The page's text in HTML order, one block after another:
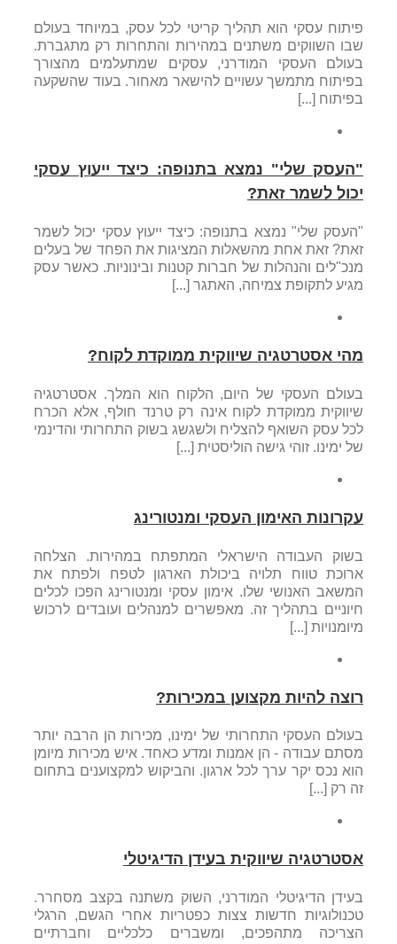
פיתוח עסקי הוא תהליך קריטי לכל עסק, במיוחד בעולם
שבו השווקים משתנים במהירות והתחרות רק מתגברת.
בעולם העסקי המודרני, עסקים שמתעלמים מהצורך
בפיתוח מתמשך עשויים להישאר מאחור. בעוד שהשקעה
בפיתוח [...]
"העסק שלי" נמצא בתנופה: כיצד ייעוץ עסקי
יכול לשמר זאת?
"העסק שלי" נמצא בתנופה: כיצד ייעוץ עסקי יכול לשמר
זאת? זאת אחת מהשאלות המציגות את הפחד של בעלים
מנכ"לים והנהלות של חברות קטנות ובינוניות. כאשר עסק
מגיע לתקופת צמיחה, האתגר [...]
מהי אסטרטגיה שיווקית ממוקדת לקוח?
בעולם העסקי של היום, הלקוח הוא המלך. אסטרטגיה
שיווקית ממוקדת לקוח אינה רק טרנד חולף, אלא הכרח
לכל עסק השואף להצליח ולשגשג בשוק התחרותי והדינמי
של ימינו. זוהי גישה הוליסטית [...]
עקרונות האימון העסקי ומנטורינג
בשוק העבודה הישראלי המתפתח במהירות. הצלחה
ארוכת טווח תלויה ביכולת הארגון לטפח ולפתח את
המשאב האנושי שלו. אימון עסקי ומנטורינג הפכו לכלים
חיוניים בתהליך זה. מאפשרים למנהלים ועובדים לרכוש
מיומנויות [...]
רוצה להיות מקצוען במכירות?
בעולם העסקי התחרותי של ימינו, מכירות הן הרבה יותר
מסתם עבודה - הן אמנות ומדע כאחד. איש מכירות מיומן
הוא נכס יקר ערך לכל ארגון. והביקוש למקצוענים בתחום
זה רק [...]
אסטרטגיה שיווקית בעידן הדיגיטלי
בעידן הדיגיטלי המודרני, השוק משתנה בקצב מסחרר.
טכנולוגיות חדשות צצות כפטריות אחרי הגשם, הרגלי
הצריכה מתהפכים, ומשברים כלכליים וחברתיים